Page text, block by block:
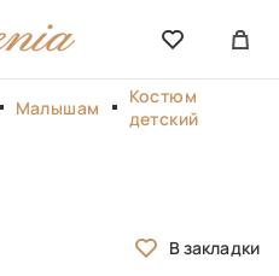
Малышам
Костюм
детский